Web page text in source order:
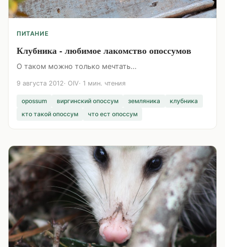
ПИТАНИЕ
Клубника - любимое лакомство опоссумов
О таком можно только мечтать...
9 августа 2012 OIV 1 мин. чтения
opossum виргинский опоссум земляника
клубника
кто такой опоссум
что ест опоссум